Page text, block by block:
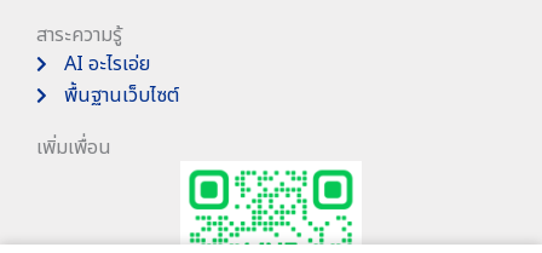
สาระความรู้
AI อะไรเอ่ย
พื้นฐานเว็บไซต์
เพิ่มเพื่อน